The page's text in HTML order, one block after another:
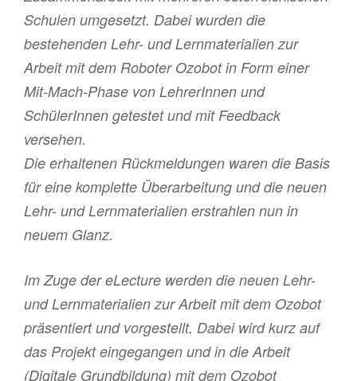
Schulen umgesetzt. Dabei wurden die
bestehenden Lehr- und Lernmaterialien zur
Arbeit mit dem Roboter Ozobot in Form einer
Mit-Mach-Phase von LehrerInnen und
SchülerInnen getestet und mit Feedback
versehen.
Die erhaltenen Rückmeldungen waren die Basis
für eine komplette Überarbeitung und die neuen
Lehr- und Lernmaterialien erstrahlen nun in
neuem Glanz.
Im Zuge der eLecture werden die neuen Lehr-
und Lernmaterialien zur Arbeit mit dem Ozobot
präsentiert und vorgestellt. Dabei wird kurz auf
das Projekt eingegangen und in die Arbeit
(Digitale Grundbildung) mit dem Ozobot